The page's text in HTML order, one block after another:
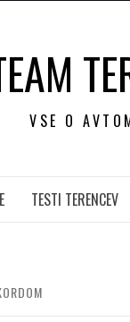
VSE O
TESTI TERENCEV